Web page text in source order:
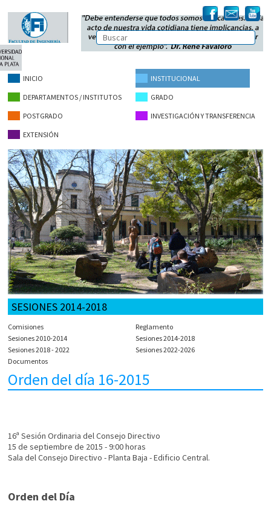
INICIO INSTITUCIONAL
DEPARTAMENTOS / INSTITUTOS GRADO
POSTGRADO INVESTIGACIÓN Y TRANSFERENCIA
EXTENSIÓN
SESIONES 2014-2018
Comisiones
Reglamento
Sesiones 2010-2014
Sesiones 2014-2018
Sesiones 2018 - 2022
Sesiones 2022-2026
Documentos
Orden del día 16-2015
16ª Sesión Ordinaria del Consejo Directivo
15 de septiembre de 2015 - 9:00 horas
Sala del Consejo Directivo - Planta Baja - Edificio Central.
Orden del Día